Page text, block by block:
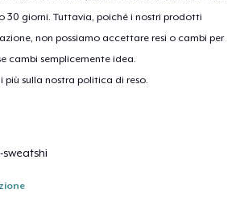
30 giorni. Tuttavia, poiché i nostri prodotti
non possiamo accettare resi o cambi per
cambi semplicemente idea.
più sulla nostra politica di reso.